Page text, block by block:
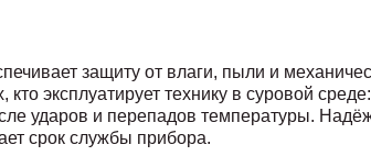
защиту от влаги, пыли и
эксплуатирует технику в суровой
ударов и перепадов температуры.
срок службы прибора.